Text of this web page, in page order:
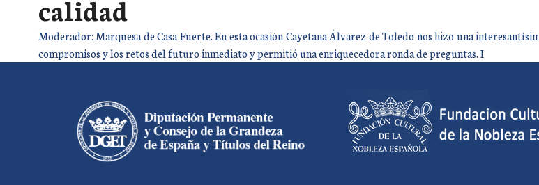
calidad
Moderador: Marquesa de Casa Fuerte. En esta ocasión Cayetana Álvarez de Toledo nos hizo una
compromisos y los retos del futuro inmediato y permitió una enriquecedora ronda de preguntas. I